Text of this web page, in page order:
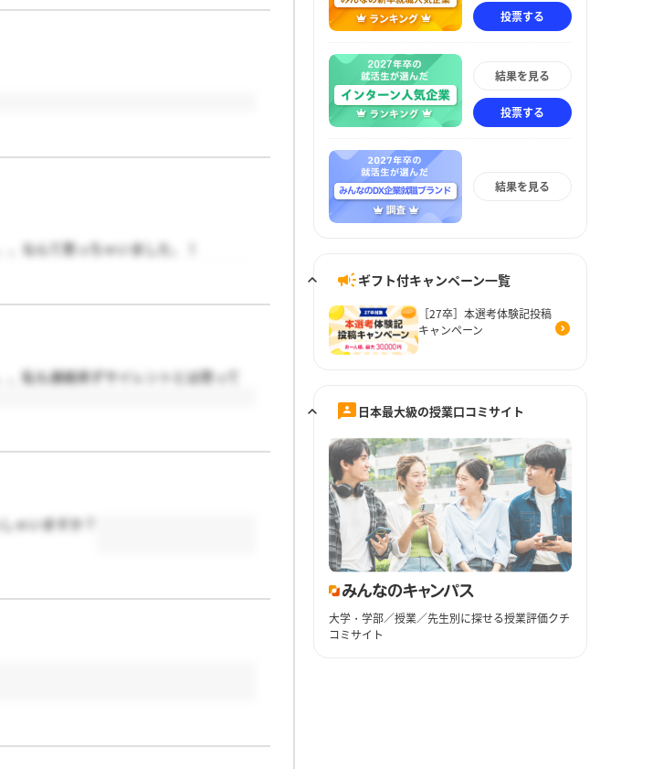
なんて思っちゃいました、！
私も連絡来ずサイレントとは思って
ゃいますか？
投票する
結果を見る
投票する
結果を見る
ギフト付キャンペーン一覧
［27卒］本選考体験記投稿
キャンペーン
日本最大級の授業口コミサイト
大学・学部／授業／先生別に探せる授業評価クチ
コミサイト